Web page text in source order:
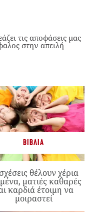
τις αποφάσεις μας
στην απειλή
ΒΙΒΛΊΑ
θέλουν χέρια
ματιές καθαρές
καρδιά έτοιμη να
μοιραστεί